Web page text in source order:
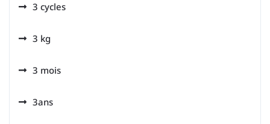
3 cycles
3 kg
3 mois
3ans